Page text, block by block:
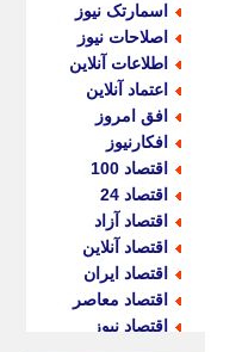
اسمارتک نیوز
اصلاحات نیوز
اطلاعات آنلاین
اعتماد آنلاین
افق امروز
افکارنیوز
اقتصاد 100
اقتصاد 24
اقتصاد آزاد
اقتصاد آنلاین
اقتصاد ایران
اقتصاد معاصر
اقتصاد نیوز